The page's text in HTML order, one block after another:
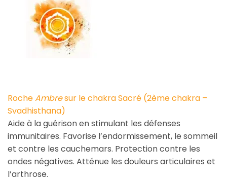
RocheAmbresur le chakra Sacré (2ème chakra –
Svadhisthana)
Aide à la guérison en stimulant les défenses
immunitaires. Favorise l’endormissement, le sommeil
et contre les cauchemars. Protection contre les
ondes négatives. Atténue les douleurs articulaires et
l’arthrose.